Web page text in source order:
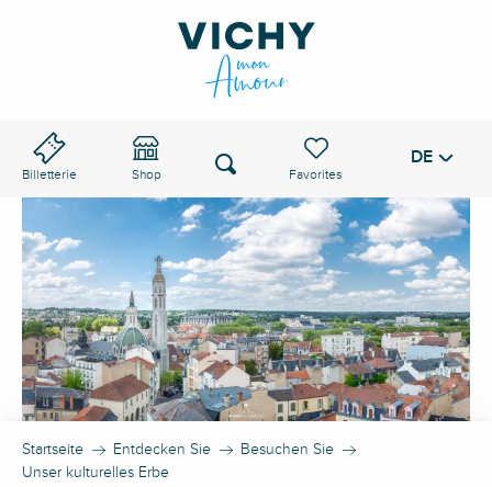
Billetterie Shop
Voir les favoris
Suche DE
Startseite Entdecken Sie
Besuchen Sie
Unser kulturelles Erbe